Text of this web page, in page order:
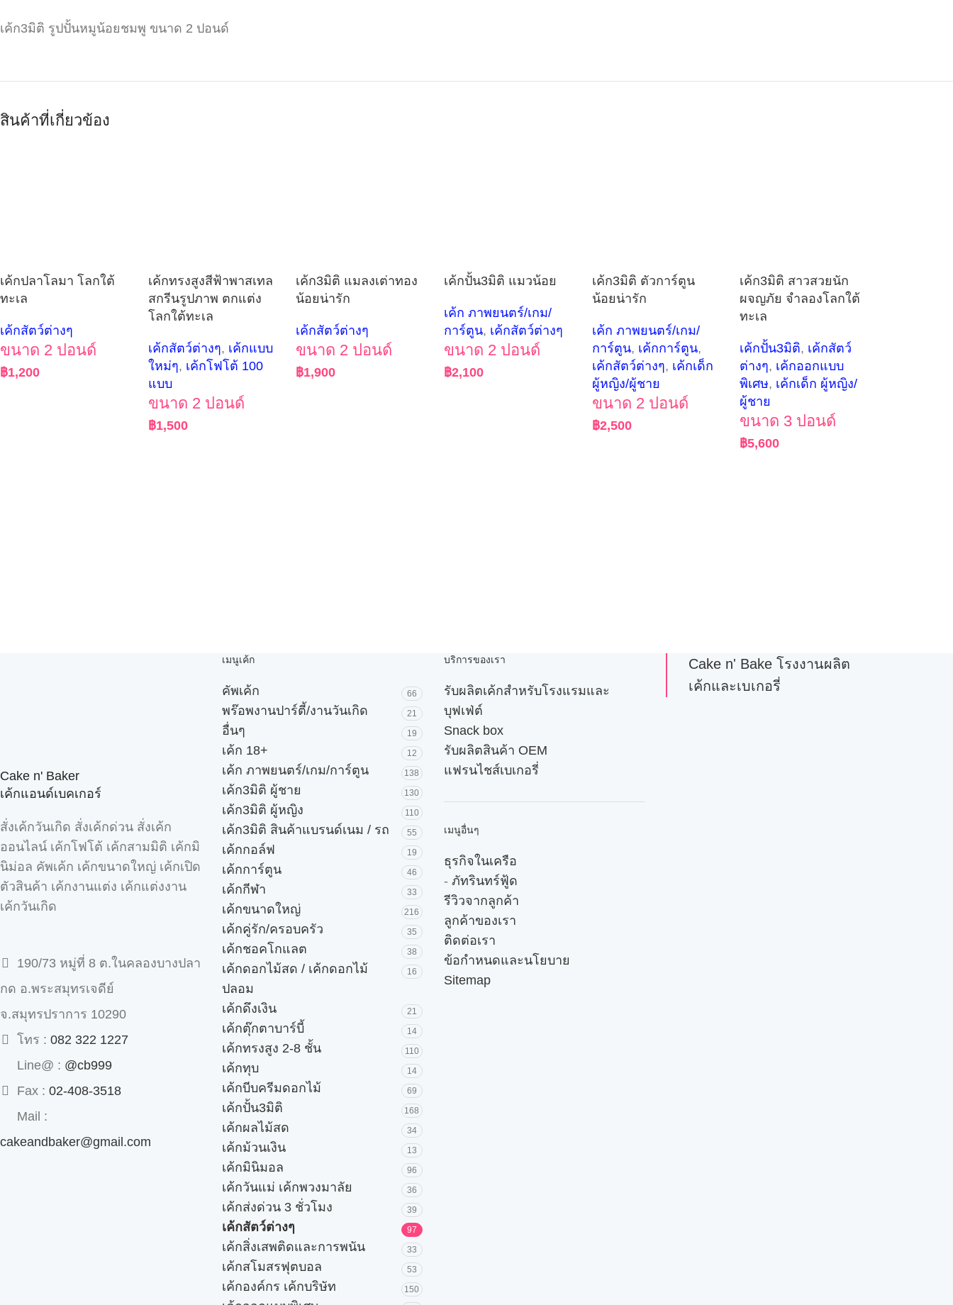
เค้ก3มิติ รูปปั้นหมูน้อยชมพู ขนาด 2 ปอนด์
สินค้าที่เกี่ยวข้อง
เค้กปลาโลมา โลกใต้
ทะเล
เค้กสัตว์ต่างๆ
ขนาด 2 ปอนด์
฿1,200
เค้กทรงสูงสีฟ้าพาสเทล
สกรีนรูปภาพ ตกแต่ง
โลกใต้ทะเล
เค้กสัตว์ต่างๆ, เค้กแบบ
ใหม่ๆ, เค้กโฟโต้ 100
แบบ
ขนาด 2 ปอนด์
฿1,500
เค้ก3มิติ แมลงเต่าทอง
น้อยน่ารัก
เค้กสัตว์ต่างๆ
ขนาด 2 ปอนด์
฿1,900
เค้กปั้น3มิติ แมวน้อย
เค้ก ภาพยนตร์/เกม/
การ์ตูน, เค้กสัตว์ต่างๆ
ขนาด 2 ปอนด์
฿2,100
เค้ก3มิติ ตัวการ์ตูน
น้อยน่ารัก
เค้ก ภาพยนตร์/เกม/
การ์ตูน, เค้กการ์ตูน,
เค้กสัตว์ต่างๆ, เค้กเด็ก
ผู้หญิง/ผู้ชาย
ขนาด 2 ปอนด์
฿2,500
เค้ก3มิติ สาวสวยนัก
ผจญภัย จำลองโลกใต้
ทะเล
เค้กปั้น3มิติ, เค้กสัตว์
ต่างๆ, เค้กออกแบบ
พิเศษ, เค้กเด็ก ผู้หญิง/
ผู้ชาย
ขนาด 3 ปอนด์
฿5,600
Cake n' Baker
เค้กแอนด์เบคเกอร์
สั่งเค้กวันเกิด สั่งเค้กด่วน สั่งเค้ก
ออนไลน์ เค้กโฟโต้ เค้กสามมิติ เค้กมิ
นิม่อล คัพเค้ก เค้กขนาดใหญ่ เค้กเปิด
ตัวสินค้า เค้กงานแต่ง เค้กแต่งงาน
เค้กวันเกิด
190/73 หมู่ที่ 8 ต.ในคลองบางปลา
กด อ.พระสมุทรเจดีย์
จ.สมุทรปราการ 10290
โทร : 082 322 1227
Line@ : @cb999
Fax : 02-408-3518
Mail :
cakeandbaker@gmail.com
เมนูเค้ก
คัพเค้ก 66
พร๊อพงานปาร์ตี้/งานวันเกิด 21
อื่นๆ 19
เค้ก 18+ 12
เค้ก ภาพยนตร์/เกม/การ์ตูน 138
เค้ก3มิติ ผู้ชาย 130
เค้ก3มิติ ผู้หญิง 110
เค้ก3มิติ สินค้าแบรนด์เนม / รถ 55
เค้กกอล์ฟ 19
เค้กการ์ตูน 46
เค้กกีฬา 33
เค้กขนาดใหญ่ 216
เค้กคู่รัก/ครอบครัว 35
เค้กชอคโกแลต 38
เค้กดอกไม้สด / เค้กดอกไม้
ปลอม
16
เค้กดึงเงิน 21
เค้กตุ๊กตาบาร์บี้ 14
เค้กทรงสูง 2-8 ชั้น 110
เค้กทุบ 14
เค้กบีบครีมดอกไม้ 69
เค้กปั้น3มิติ 168
เค้กผลไม้สด 34
เค้กม้วนเงิน 13
เค้กมินิมอล 96
เค้กวันแม่ เค้กพวงมาลัย 36
เค้กส่งด่วน 3 ชั่วโมง 39
เค้กสัตว์ต่างๆ 97
เค้กสิ่งเสพติดและการพนัน 33
เค้กสโมสรฟุตบอล 53
เค้กองค์กร เค้กบริษัท 150
บริการของเรา
รับผลิตเค้กสำหรับโรงแรมและ
บุฟเฟ่ต์
Snack box
รับผลิตสินค้า OEM
แฟรนไชส์เบเกอรี่
เมนูอื่นๆ
ธุรกิจในเครือ
- ภัทรินทร์ฟู้ด
รีวิวจากลูกค้า
ลูกค้าของเรา
ติดต่อเรา
ข้อกำหนดและนโยบาย
Sitemap
Cake n' Bake โรงงานผลิต
เค้กและเบเกอรี่